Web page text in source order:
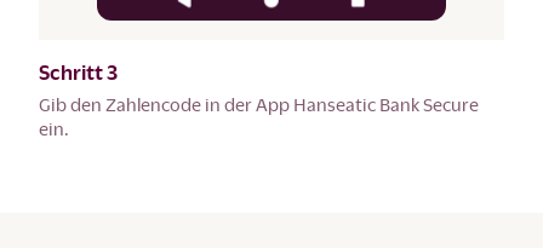
Schritt 3
Gib den Zahlencode in der App Hanseatic Bank Secure
ein.